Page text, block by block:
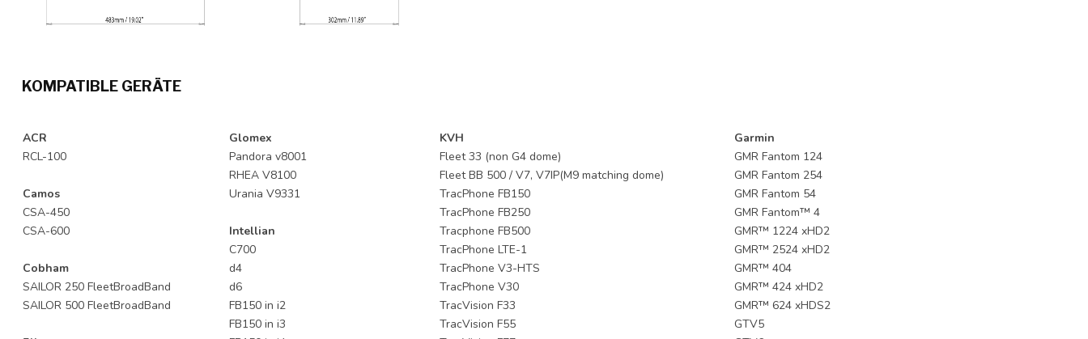
KOMPATIBLE GERÄTE
ACR Glomex KVH
Garmin
RCL-100
Pandora v8001 Fleet 33 (non G4 dome)
GMR Fantom 124
RHEA V8100
Fleet BB 500 / V7, V7IP(M9 matching dome)
GMR Fantom 254
Camos
Urania V9331 TracPhone FB150
GMR Fantom 54
CSA-450
TracPhone FB250
GMR Fantom™ 4
CSA-600
Intellian Tracphone FB500
GMR™ 1224 xHD2
C700
TracPhone LTE-1
GMR™ 2524 xHD2
Cobham
d4 TracPhone V3-HTS
GMR™ 404
SAILOR 250 FleetBroadBand
d6 TracPhone V30
GMR™ 424 xHD2
SAILOR 500 FleetBroadBand
FB150 in i2 TracVision F33
GMR™ 624 xHDS2
FB150 in i3
TracVision F55
GTV5